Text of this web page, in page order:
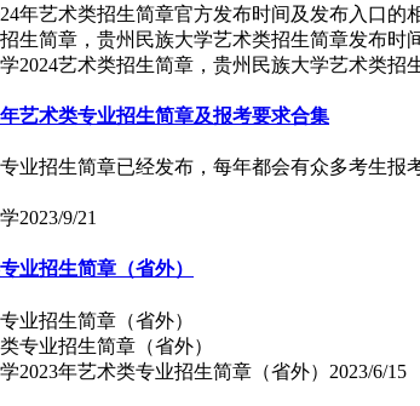
年艺术类招生简章官方发布时间及发布入口的
2024艺术类招生简章，贵州民族大学艺术类
艺术类专业招生简章及报考要求合集
业招生简章已经发布，每年都会有众多考生
2023/9/21
业招生简章（省外）
业招生简章（省外）
2023年艺术类专业招生简章（省外） 2023/6/15